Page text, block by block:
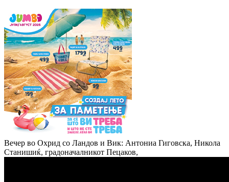
Вечер во Охрид со Ландов и Вик: Антониа Гиговска, Никола
Станишиќ, градоначалникот Пецаков,